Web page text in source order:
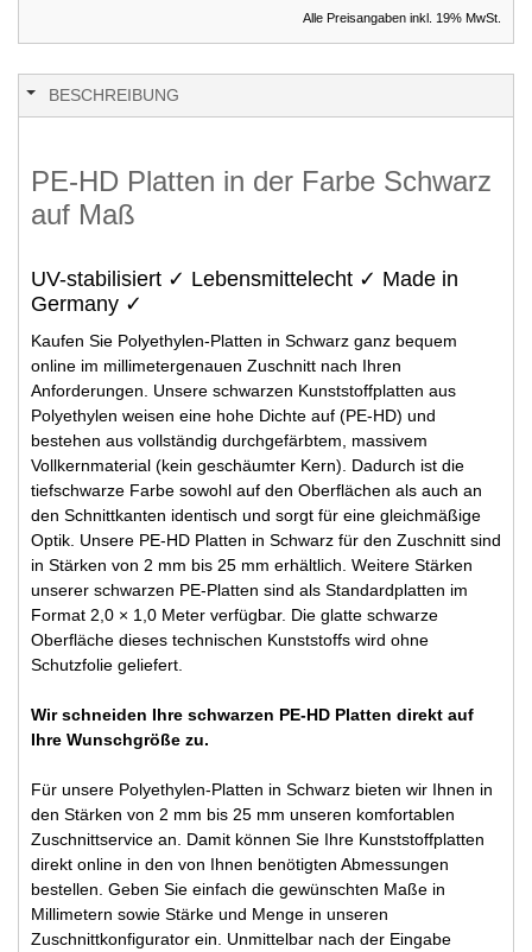
Alle Preisangaben inkl. 19% MwSt.
BESCHREIBUNG
PE-HD Platten in der Farbe Schwarz
auf Maß
UV-stabilisiert ✓ Lebensmittelecht ✓ Made in
Germany ✓
Kaufen Sie Polyethylen-Platten in Schwarz ganz bequem
online im millimetergenauen Zuschnitt nach Ihren
Anforderungen. Unsere schwarzen Kunststoffplatten aus
Polyethylen weisen eine hohe Dichte auf (PE-HD) und
bestehen aus vollständig durchgefärbtem, massivem
Vollkernmaterial (kein geschäumter Kern). Dadurch ist die
tiefschwarze Farbe sowohl auf den Oberflächen als auch an
den Schnittkanten identisch und sorgt für eine gleichmäßige
Optik. Unsere PE-HD Platten in Schwarz für den Zuschnitt sind
in Stärken von 2 mm bis 25 mm erhältlich. Weitere Stärken
unserer schwarzen PE-Platten sind als Standardplatten im
Format 2,0 × 1,0 Meter verfügbar. Die glatte schwarze
Oberfläche dieses technischen Kunststoffs wird ohne
Schutzfolie geliefert.
Wir schneiden Ihre schwarzen PE-HD Platten direkt auf
Ihre Wunschgröße zu.
Für unsere Polyethylen-Platten in Schwarz bieten wir Ihnen in
den Stärken von 2 mm bis 25 mm unseren komfortablen
Zuschnittservice an. Damit können Sie Ihre Kunststoffplatten
direkt online in den von Ihnen benötigten Abmessungen
bestellen. Geben Sie einfach die gewünschten Maße in
Millimetern sowie Stärke und Menge in unseren
Zuschnittkonfigurator ein. Unmittelbar nach der Eingabe